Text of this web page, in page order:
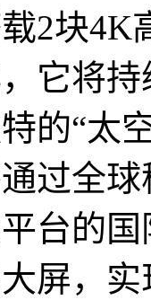
块4K
它将
的“太
过全
台的
屏，